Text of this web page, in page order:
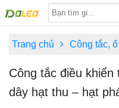
Trang chủ Công tắc,
Công tắc điều
dây hạt thu – hạt